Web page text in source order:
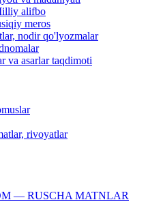
alifbo
meros
nodir qo'lyozmalar
va asarlar taqdimoti
rivoyatlar
RUSCHA MATNLAR